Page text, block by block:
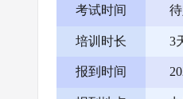
考试时间
培训时长 3
报到时间